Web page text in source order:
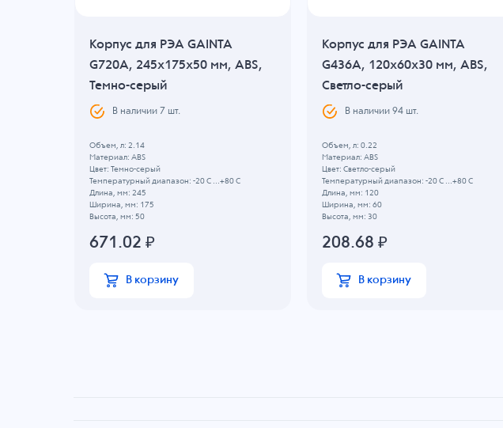
Корпус для РЭА GAINTA
G720A, 245x175x50 мм, ABS,
Темно-серый
В наличии 7 шт.
Объем, л: 2.14
Материал: ABS
Цвет: Темно-серый
Температурный диапазон: -20 C ...+80 C
Длина, мм: 245
Ширина, мм: 175
Высота, мм: 50
671.02 ₽
В корзину
Корпус для РЭА GAINTA
G436A, 120x60x30 мм, ABS,
Светло-серый
В наличии 94шт.
Объем, л: 0.22
Материал: ABS
Цвет: Светло-серый
Температурный диапазон: -20 C ...+80 C
Длина, мм: 120
Ширина, мм: 60
Высота, мм: 30
208.68 ₽
В корзину